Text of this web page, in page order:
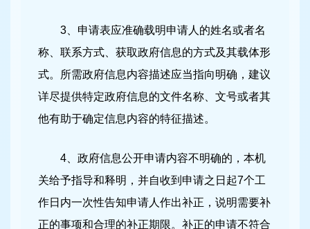
3、申请表应准确载明申请人的姓名或者名
称、联系方式、获取政府信息的方式及其载体形
式。所需政府信息内容描述应当指向明确，建议
详尽提供特定政府信息的文件名称、文号或者其
他有助于确定信息内容的特征描述。
4、政府信息公开申请内容不明确的，本机
关给予指导和释明，并自收到申请之日起7个工
作日内一次性告知申请人作出补正，说明需要补
正的事项和合理的补正期限。补正的申请不符合